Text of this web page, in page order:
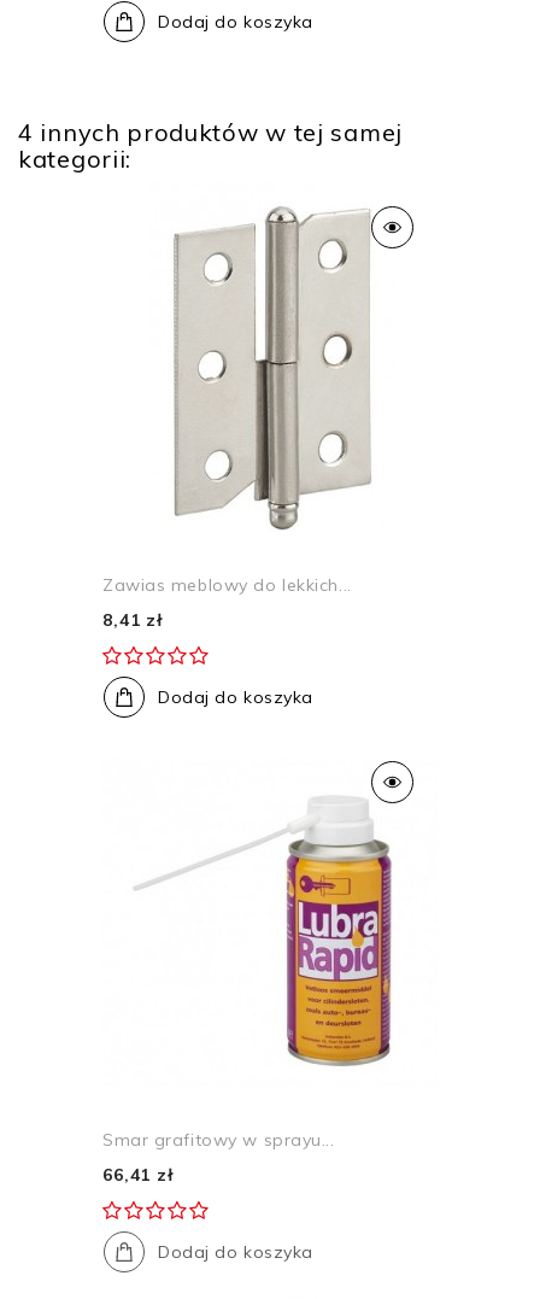
Dodaj do koszyka
4 innych produktów w tej samej
kategorii:
Zawias meblowy do lekkich...
8,41 zł
Dodaj do koszyka
Smar grafitowy w sprayu...
66,41 zł
Dodaj do koszyka